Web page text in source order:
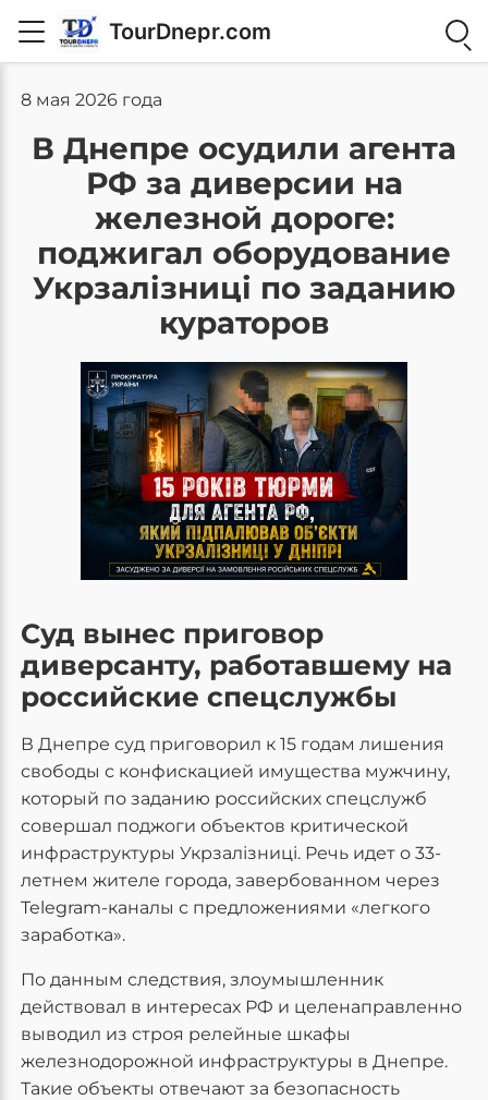
TourDnepr.com
8 мая 2026 года
В Днепре осудили агента
РФ за диверсии на
железной дороге:
поджигал оборудование
Укрзалізниці по заданию
кураторов
Суд вынес приговор
диверсанту, работавшему на
российские спецслужбы
В Днепре суд приговорил к 15 годам лишения
свободы с конфискацией имущества мужчину,
который по заданию российских спецслужб
совершал поджоги объектов критической
инфраструктуры Укрзалізниці. Речь идет о 33-
летнем жителе города, завербованном через
Telegram-каналы с предложениями «легкого
заработка».
По данным следствия, злоумышленник
действовал в интересах РФ и целенаправленно
выводил из строя релейные шкафы
железнодорожной инфраструктуры в Днепре.
Такие объекты отвечают за безопасность